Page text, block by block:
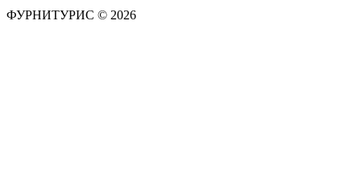
ФУРНИТУРИС © 2026